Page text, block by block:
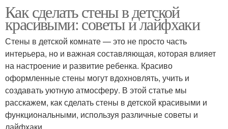
Как сделать стены в детской
красивыми: советы и лайфхаки
Стены в детской комнате — это не просто часть
интерьера, но и важная составляющая, которая влияет
на настроение и развитие ребенка. Красиво
оформленные стены могут вдохновлять, учить и
создавать уютную атмосферу. В этой статье мы
расскажем, как сделать стены в детской красивыми и
функциональными, используя различные советы и